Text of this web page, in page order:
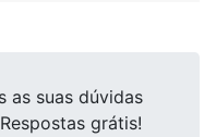
as suas dúvidas
grátis!